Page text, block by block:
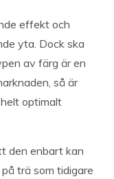
effekt och
yta. Dock ska
av färg är en
så är
optimalt
den enbart kan
trä som tidigare